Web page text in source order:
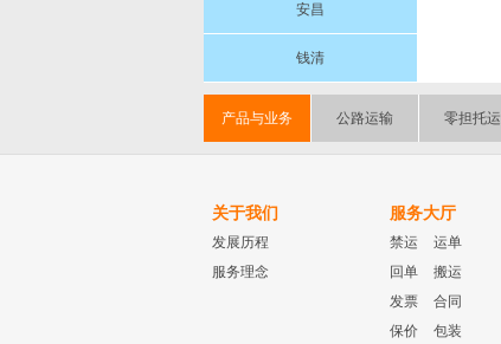
安昌
钱清
产品与业务 公路运输 零担托运
关于我们
发展历程
服务理念
服务大厅
禁运
运单
回单
搬运
发票
合同
保价
包装